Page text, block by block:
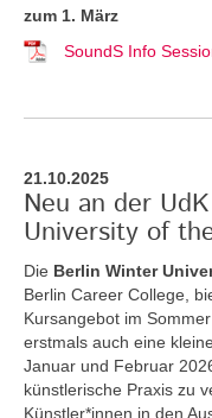
zum 1. März
SoundS Info
21.10.2025
Neu an der
University of
Die Berlin Winter
Berlin Career College,
Kursangebot im
erstmals auch eine
Januar und Februar
künstlerische Praxis zu
Künstler*innen in den